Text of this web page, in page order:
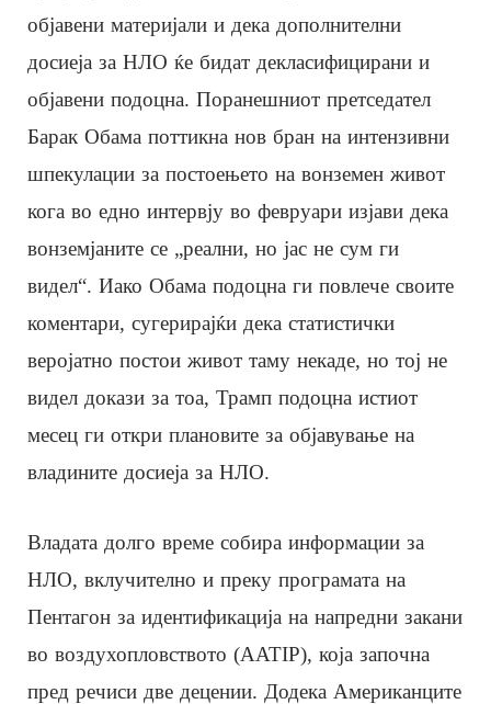
објавени материјали и дека дополнителни
досиеја за НЛО ќе бидат декласифицирани и
објавени подоцна. Поранешниот претседател
Барак Обама поттикна нов бран на интензивни
шпекулации за постоењето на вонземен живот
кога во едно интервју во февруари изјави дека
вонземјаните се „реални, но јас не сум ги
видел“. Иако Обама подоцна ги повлече своите
коментари, сугерирајќи дека статистички
веројатно постои живот таму некаде, но тој не
видел докази за тоа, Трамп подоцна истиот
месец ги откри плановите за објавување на
владините досиеја за НЛО.
Владата долго време собира информации за
НЛО, вклучително и преку програмата на
Пентагон за идентификација на напредни закани
во воздухопловството (AATIP), која започна
пред речиси две децении. Додека Американците